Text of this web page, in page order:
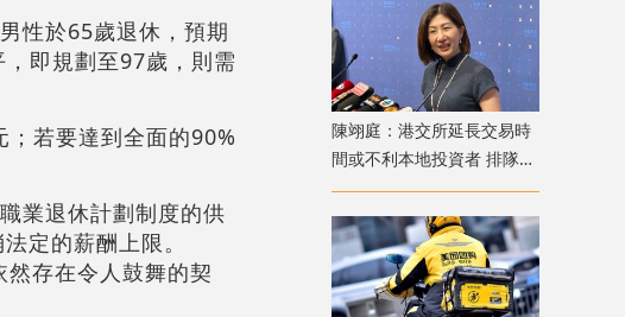
性於65歲退休，預期
即規劃至97歲，則需
若要達到全面的90%
業退休計劃制度的供
定的薪酬上限。
存在令人鼓舞的契
陳翊庭：港交所延長交易時
間或不利本地投資者 排隊上
市公司數量創新高